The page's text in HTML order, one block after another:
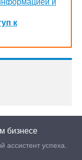
и
к
бизнесе
успеха.